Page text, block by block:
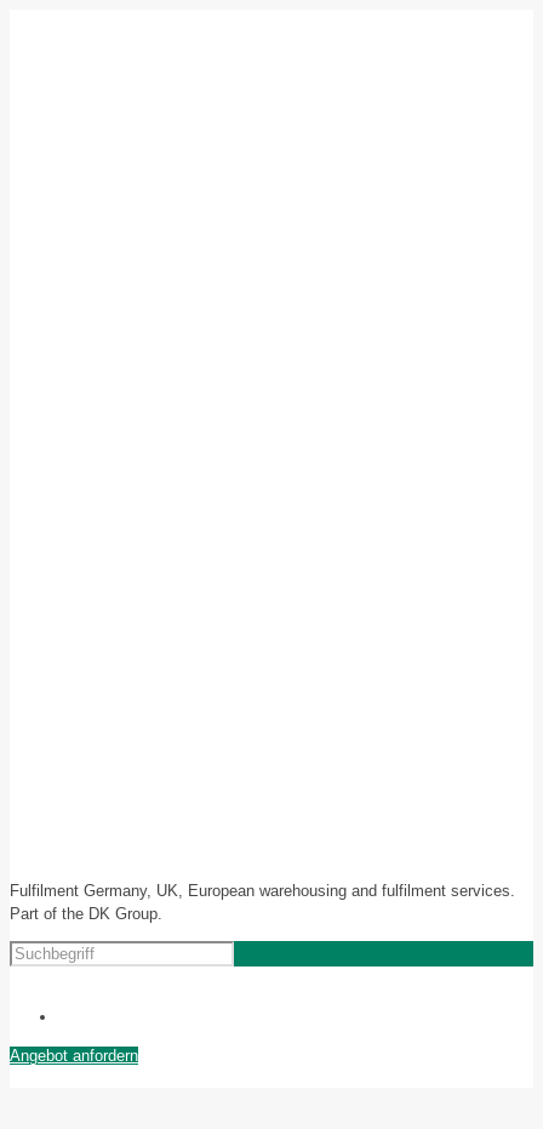
Fulfilment Germany, UK, European warehousing and fulfilment services.
Part of the DK Group.
Angebot anfordern